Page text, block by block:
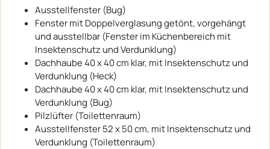
Ausstellfenster (Bug)
Fenster mit Doppelverglasung getönt, vorgehängt
und ausstellbar (Fenster im Küchenbereich mit
Insektenschutz und Verdunklung)
Dachhaube 40 x 40 cm klar, mit Insektenschutz und
Verdunklung (Heck)
Dachhaube 40 x 40 cm klar, mit Insektenschutz und
Verdunklung (Bug)
Pilzlüfter (Toilettenraum)
Ausstellfenster 52 x 50 cm, mit Insektenschutz und
Verdunklung (Toilettenraum)